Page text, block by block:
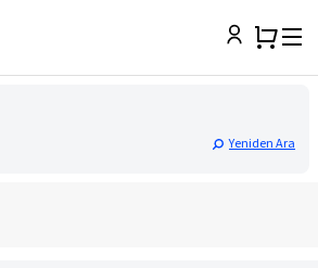
Yeniden Ara